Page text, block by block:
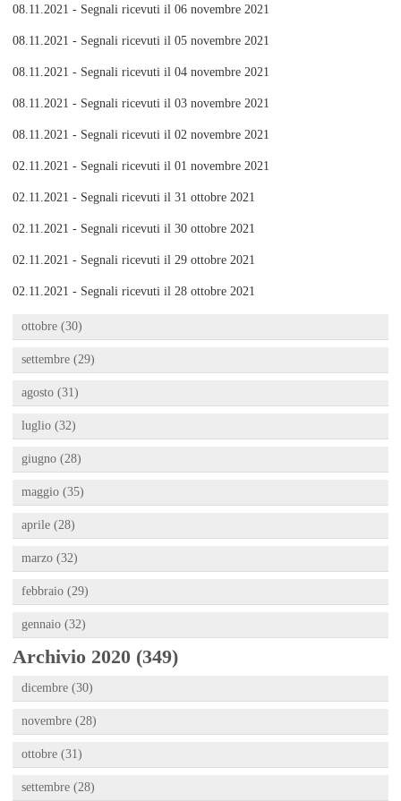
08.11.2021 - Segnali ricevuti il 06 novembre 2021
08.11.2021 - Segnali ricevuti il 05 novembre 2021
08.11.2021 - Segnali ricevuti il 04 novembre 2021
08.11.2021 - Segnali ricevuti il 03 novembre 2021
08.11.2021 - Segnali ricevuti il 02 novembre 2021
02.11.2021 - Segnali ricevuti il 01 novembre 2021
02.11.2021 - Segnali ricevuti il 31 ottobre 2021
02.11.2021 - Segnali ricevuti il 30 ottobre 2021
02.11.2021 - Segnali ricevuti il 29 ottobre 2021
02.11.2021 - Segnali ricevuti il 28 ottobre 2021
ottobre (30)
settembre (29)
agosto (31)
luglio (32)
giugno (28)
maggio (35)
aprile (28)
marzo (32)
febbraio (29)
gennaio (32)
Archivio 2020 (349)
dicembre (30)
novembre (28)
ottobre (31)
settembre (28)